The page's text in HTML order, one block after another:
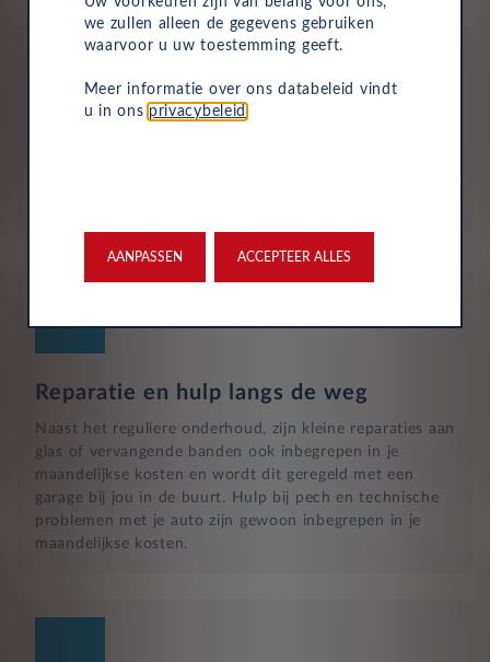
Reparatie en hulp langs de weg
Naast het reguliere onderhoud, zijn kleine reparaties aan
glas of vervangende banden ook inbegrepen in je
maandelijkse kosten en wordt dit geregeld met een
garage bij jou in de buurt. Hulp bij pech en technische
problemen met je auto zijn gewoon inbegrepen in je
maandelijkse kosten.
we zullen alleen de gegevens gebruiken
waarvoor u uw toestemming geeft.
Meer informatie over ons databeleid vindt
u in ons privacybeleid
AANPASSEN ACCEPTEER ALLES